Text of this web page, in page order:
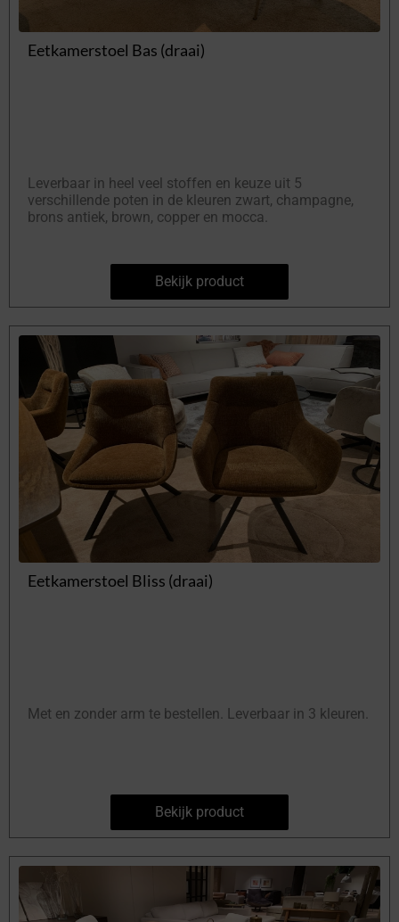
Eetkamerstoel Bas (draai)
Leverbaar in heel veel stoffen en keuze uit 5
verschillende poten in de kleuren zwart, champagne,
brons antiek, brown, copper en mocca.
Bekijk product
Eetkamerstoel Bliss (draai)
Met en zonder arm te bestellen. Leverbaar in 3 kleuren.
Bekijk product